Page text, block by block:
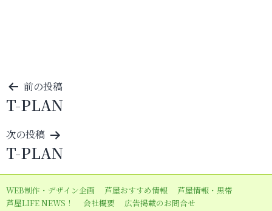
投
稿
ナ
ビ
ゲ
ー
シ
前の投稿
T-PLAN
次の投稿
T-PLAN
WEB制作・デザイン企画 芦屋おすすめ情報
芦屋情報・黒帯
芦屋LIFE NEWS！
会社概要 広告掲載のお問合せ